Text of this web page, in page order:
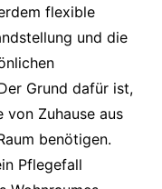
flexible
und die
Grund dafür ist,
von Zuhause aus
benötigen.
Pflegefall